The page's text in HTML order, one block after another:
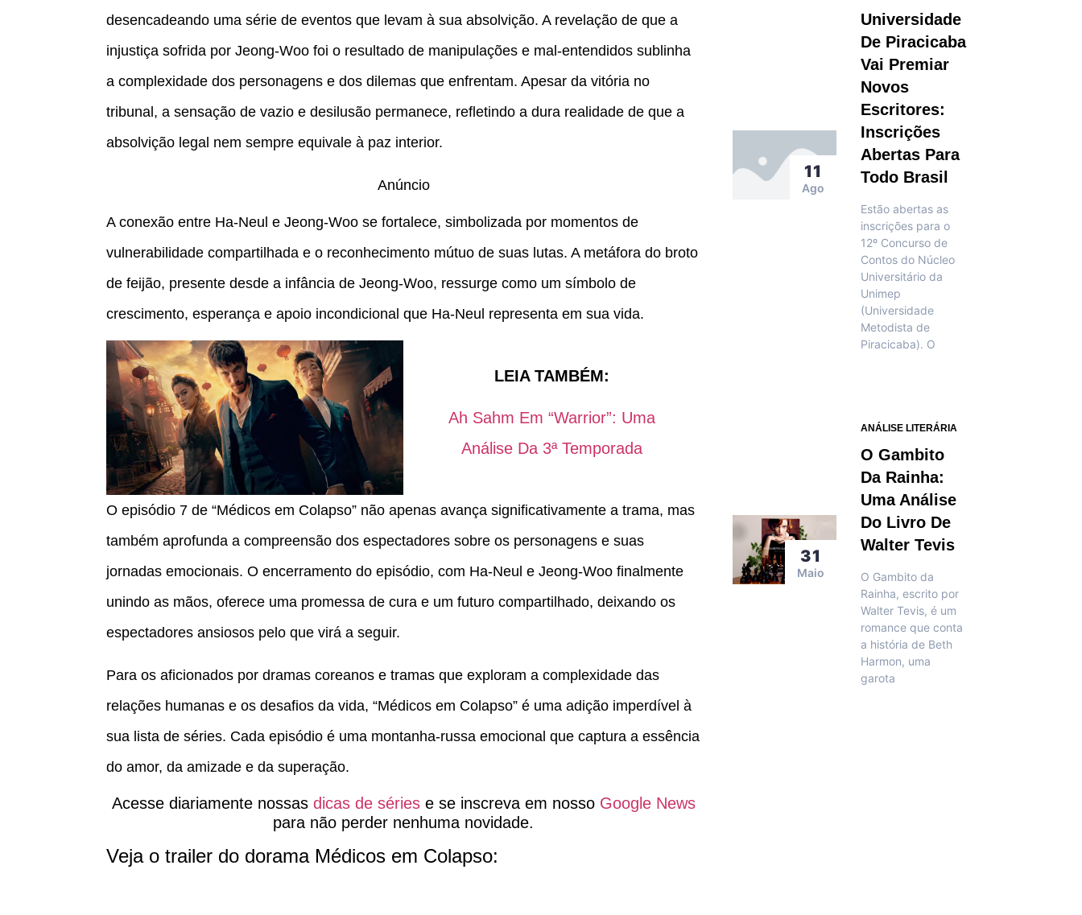
desencadeando uma série de eventos que levam à sua absolvição. A revelação de que a
injustiça sofrida por Jeong-Woo foi o resultado de manipulações e mal-entendidos sublinha
a complexidade dos personagens e dos dilemas que enfrentam. Apesar da vitória no
tribunal, a sensação de vazio e desilusão permanece, refletindo a dura realidade de que a
absolvição legal nem sempre equivale à paz interior.
Anúncio
A conexão entre Ha-Neul e Jeong-Woo se fortalece, simbolizada por momentos de
vulnerabilidade compartilhada e o reconhecimento mútuo de suas lutas. A metáfora do broto
de feijão, presente desde a infância de Jeong-Woo, ressurge como um símbolo de
crescimento, esperança e apoio incondicional que Ha-Neul representa em sua vida.
LEIA TAMBÉM:
Ah Sahm Em “Warrior”: Uma
Análise Da 3ª Temporada
O episódio 7 de “Médicos em Colapso” não apenas avança significativamente a trama, mas
também aprofunda a compreensão dos espectadores sobre os personagens e suas
jornadas emocionais. O encerramento do episódio, com Ha-Neul e Jeong-Woo finalmente
unindo as mãos, oferece uma promessa de cura e um futuro compartilhado, deixando os
espectadores ansiosos pelo que virá a seguir.
Para os aficionados por dramas coreanos e tramas que exploram a complexidade das
relações humanas e os desafios da vida, “Médicos em Colapso” é uma adição imperdível à
sua lista de séries. Cada episódio é uma montanha-russa emocional que captura a essência
do amor, da amizade e da superação.
Acesse diariamente nossas dicas de sériese se inscreva em nosso Google News
para não perder nenhuma novidade.
Veja o trailer do dorama Médicos em Colapso:
11
Ago
Universidade
De Piracicaba
Vai Premiar
Novos
Escritores:
Inscrições
Abertas Para
Todo Brasil
Estão abertas as
inscrições para o
12º Concurso de
Contos do Núcleo
Universitário da
Unimep
(Universidade
Metodista de
Piracicaba). O
31
Maio
ANÁLISE LITERÁRIA
O Gambito
Da Rainha:
Uma Análise
Do Livro De
Walter Tevis
O Gambito da
Rainha, escrito por
Walter Tevis, é um
romance que conta
a história de Beth
Harmon, uma
garota